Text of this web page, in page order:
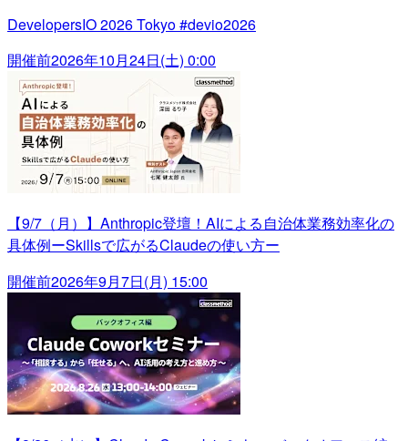
DevelopersIO 2026 Tokyo #devio2026
開催前2026年10月24日(土) 0:00
【9/7（月）】Anthropic登壇！AIによる自治体業務効率化の
具体例ーSkillsで広がるClaudeの使い方ー
開催前2026年9月7日(月) 15:00